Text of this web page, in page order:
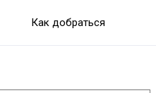
Как добраться